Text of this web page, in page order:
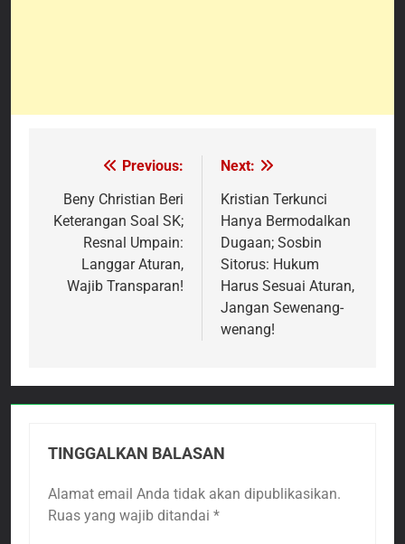
Navigasi
pos
Previous:
Beny Christian Beri
Keterangan Soal SK;
Resnal Umpain:
Langgar Aturan,
Wajib Transparan!
Next:
Kristian Terkunci
Hanya Bermodalkan
Dugaan; Sosbin
Sitorus: Hukum
Harus Sesuai Aturan,
Jangan Sewenang-
wenang!
TINGGALKAN BALASAN
Alamat email Anda tidak akan dipublikasikan.
Ruas yang wajib ditandai *